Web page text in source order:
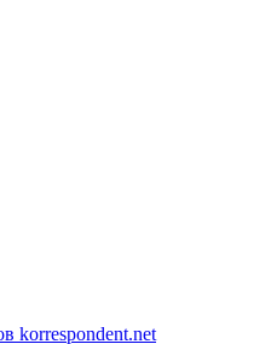
korrespondent.net